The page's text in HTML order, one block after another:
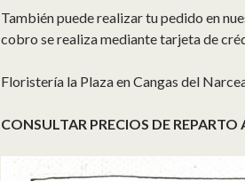
También puede realizar tu pedido en
cobro se realiza mediante tarjeta de
Floristería la Plaza en Cangas del
CONSULTAR PRECIOS DE